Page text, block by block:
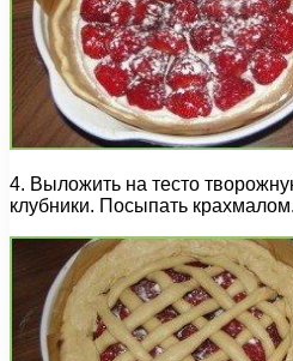
4. Выложить на тесто
клубники. Посыпать крахмалом.